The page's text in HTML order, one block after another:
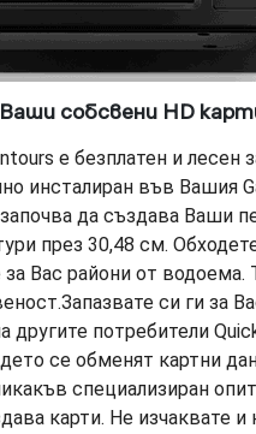
собсвени HD
е безплатен и лесен
инсталиран във Вашия
да създава Ваши
през 30,48 см.
за Вас райони от
си ги за
другите потребители
се обменят картни
специализиран
карти. Не изчаквате